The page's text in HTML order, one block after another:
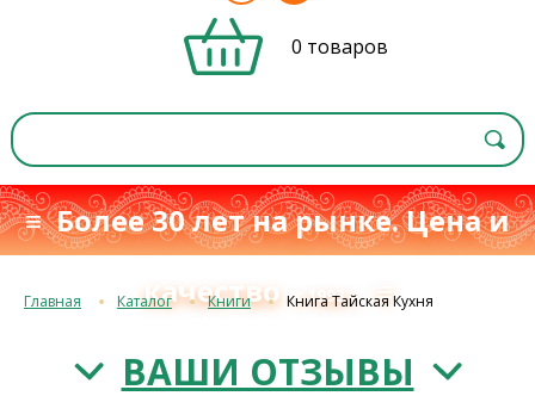
0 товаров
≡ Более 30 лет на рынке. Цена и
качествос 1993 г.≡
Главная Каталог Книги Книга Тайская Кухня
ВАШИ ОТЗЫВЫ